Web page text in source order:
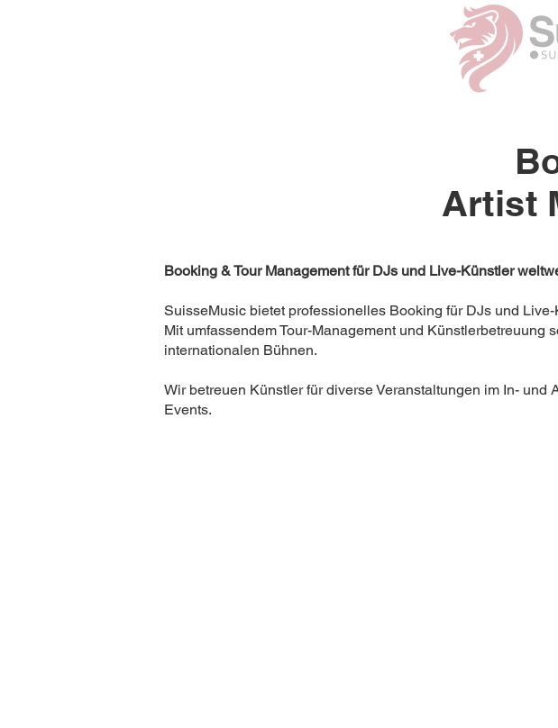
Artist
Booking & Tour Management für DJs und Live-Künstler
SuisseMusic bietet professionelles Booking für DJs und
Mit umfassendem Tour-Management und
internationalen Bühnen.
Wir betreuen Künstler für diverse Veranstaltungen im In-
Events.